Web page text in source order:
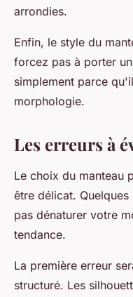
arrondies.
Enfin, le style du
forcez pas à porter
simplement parce
morphologie.
Les erreurs à
Le choix du manteau
être délicat.
pas dénaturer votre
tendance.
La première erreur
structuré. Les